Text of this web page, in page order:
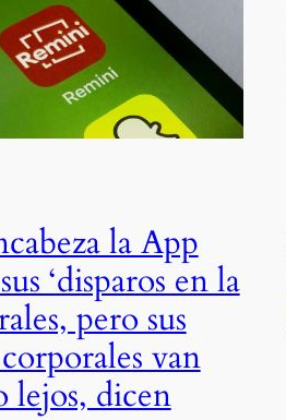
la App
‘disparos en la
pero sus
van
lejos, dicen